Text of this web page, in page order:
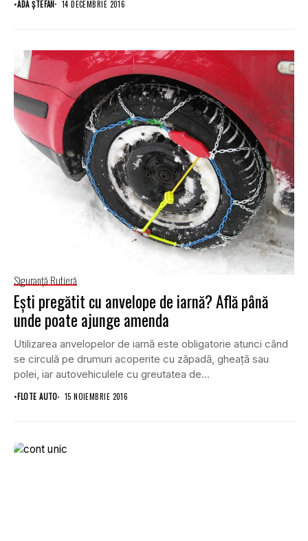
•ADA ȘTEFAN 14 DECEMBRIE 2016
Siguranţă Rutieră
Eşti pregătit cu anvelope de iarnă? Află până
unde poate ajunge amenda
Utilizarea anvelopelor de iarnă este obligatorie atunci când
se circulă pe drumuri acoperite cu zăpadă, gheaţă sau
polei, iar autovehiculele cu greutatea de...
•FLOTE AUTO 15 NOIEMBRIE 2016